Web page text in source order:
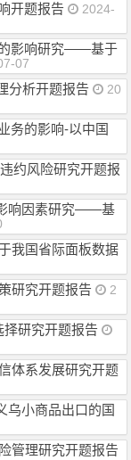
开题报告
2024-
的影响研究——基于
07
分析开题报告
20
务的影响-以中国
约风险研究开题报
响因素研究——基
我国省际面板数据
研究开题报告
2
研究开题报告
体系发展研究开题
乌小商品出口的国
管理研究开题报告